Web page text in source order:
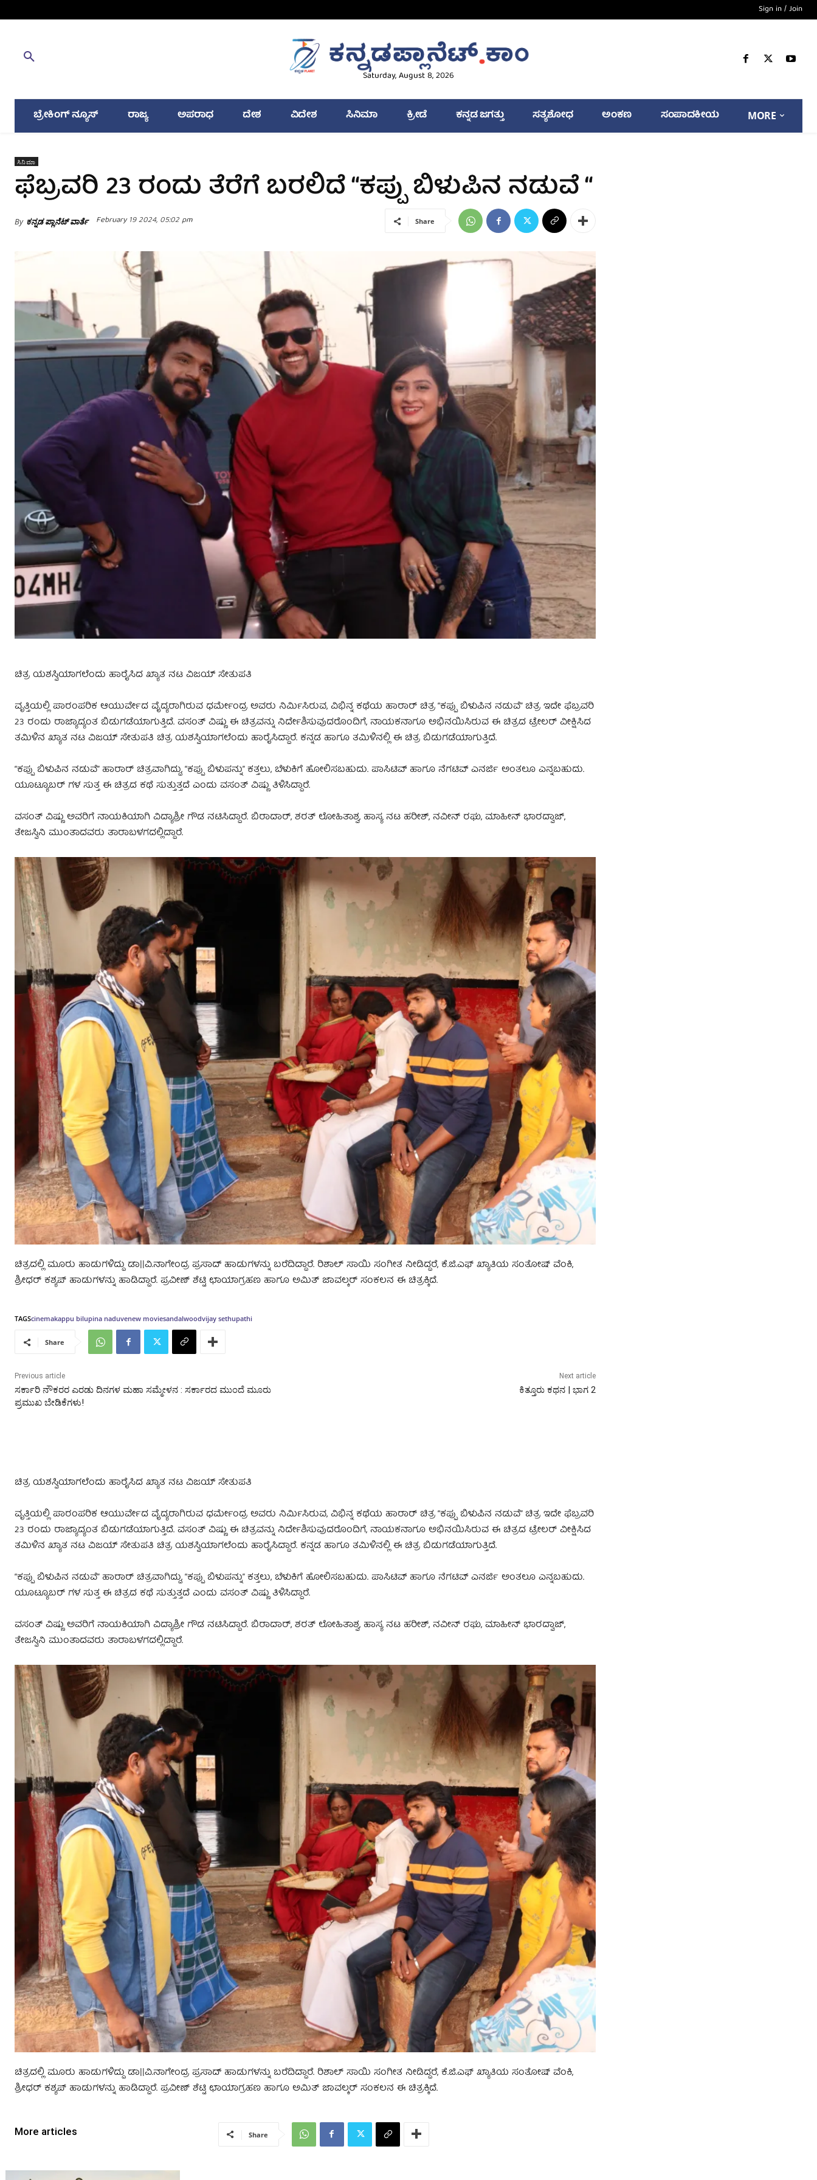
Sign in / Join
Saturday, August 8, 2026
ಬ್ರೇಕಿಂಗ್ ನ್ಯೂಸ್ ರಾಜ್ಯ ಅಪರಾಧ ದೇಶ ವಿದೇಶ ಸಿನಿಮಾ ಕ್ರೀಡೆ ಕನ್ನಡ ಜಗತ್ತು ಸತ್ಯಶೋಧ ಅಂಕಣ ಸಂಪಾದಕೀಯ MORE
ಸಿನಿಮಾ
ಫೆಬ್ರವರಿ 23 ರಂದು ತೆರೆಗೆ ಬರಲಿದೆ “ಕಪ್ಪು ಬಿಳುಪಿನ ನಡುವೆ “
By ಕನ್ನಡ ಪ್ಲಾನೆಟ್ ವಾರ್ತೆ February 19 2024, 05:02 pm Share
ಚಿತ್ರ ಯಶಸ್ವಿಯಾಗಲೆಂದು ಹಾರೈಸಿದ ಖ್ಯಾತ ನಟ ವಿಜಯ್ ಸೇತುಪತಿ
ವೃತ್ತಿಯಲ್ಲಿ ಪಾರಂಪರಿಕ ಆಯುರ್ವೇದ ವೈದ್ಯರಾಗಿರುವ ಧರ್ಮೇಂದ್ರ ಅವರು ನಿರ್ಮಿಸಿರುವ, ವಿಭಿನ್ನ ಕಥೆಯ ಹಾರಾರ್ ಚಿತ್ರ “ಕಪ್ಪು ಬಿಳುಪಿನ ನಡುವೆ” ಚಿತ್ರ ಇದೇ ಫೆಬ್ರವರಿ
23 ರಂದು ರಾಜ್ಯಾದ್ಯಂತ ಬಿಡುಗಡೆಯಾಗುತ್ತಿದೆ. ವಸಂತ್ ವಿಷ್ಣು ಈ ಚಿತ್ರವನ್ನು ನಿರ್ದೇಶಿಸುವುದರೊಂದಿಗೆ, ನಾಯಕನಾಗೂ ಅಭಿನಯಿಸಿರುವ ಈ ಚಿತ್ರದ ಟ್ರೇಲರ್ ವೀಕ್ಷಿಸಿದ
ತಮಿಳಿನ ಖ್ಯಾತ ನಟ ವಿಜಯ್ ಸೇತುಪತಿ ಚಿತ್ರ ಯಶಸ್ವಿಯಾಗಲೆಂದು ಹಾರೈಸಿದ್ದಾರೆ. ಕನ್ನಡ ಹಾಗೂ ತಮಿಳಿನಲ್ಲಿ ಈ ಚಿತ್ರ ಬಿಡುಗಡೆಯಾಗುತ್ತಿದೆ.
“ಕಪ್ಪು ಬಿಳುಪಿನ ನಡುವೆ” ಹಾರಾರ್ ಚಿತ್ರವಾಗಿದ್ದು, “ಕಪ್ಪು ಬಿಳುಪನ್ನು” ಕತ್ತಲು, ಬೆಳುಕಿಗೆ ಹೋಲಿಸಬಹುದು. ಪಾಸಿಟಿವ್ ಹಾಗೂ ನೆಗಟಿವ್ ಎನರ್ಜಿ ಅಂತಲೂ ಎನ್ನಬಹುದು.
ಯೂಟ್ಯೂಬರ್ ಗಳ ಸುತ್ತ ಈ ಚಿತ್ರದ ಕಥೆ ಸುತ್ತುತ್ತದೆ ಎಂದು ವಸಂತ್ ವಿಷ್ಣು ತಿಳಿಸಿದ್ದಾರೆ.
ವಸಂತ್ ವಿಷ್ಣು ಅವರಿಗೆ ನಾಯಕಿಯಾಗಿ ವಿದ್ಯಾಶ್ರೀ ಗೌಡ ನಟಿಸಿದ್ದಾರೆ. ಬಿರಾದಾರ್, ಶರತ್ ಲೋಹಿತಾಶ್ವ, ಹಾಸ್ಯ ನಟ ಹರೀಶ್, ನವೀನ್ ರಘು, ಮಾಹೀನ್ ಭಾರದ್ವಾಜ್,
ತೇಜಸ್ವಿನಿ ಮುಂತಾದವರು ತಾರಾಬಳಗದಲ್ಲಿದ್ದಾರೆ.
ಚಿತ್ರದಲ್ಲಿ ಮೂರು ಹಾಡುಗಳಿದ್ದು ಡಾ||ವಿ.ನಾಗೇಂದ್ರ ಪ್ರಸಾದ್ ಹಾಡುಗಳನ್ನು ಬರೆದಿದ್ದಾರೆ. ರಿಶಾಲ್ ಸಾಯಿ ಸಂಗೀತ ನೀಡಿದ್ದರೆ, ಕೆ.ಜಿ.ಎಫ್ ಖ್ಯಾತಿಯ ಸಂತೋಷ್ ವೆಂಕಿ,
ಶ್ರೀಧರ್ ಕಶ್ಯಪ್ ಹಾಡುಗಳನ್ನು ಹಾಡಿದ್ದಾರೆ. ಪ್ರವೀಣ್ ಶೆಟ್ಟಿ ಛಾಯಾಗ್ರಹಣ ಹಾಗೂ ಅಮಿತ್ ಜಾವಲ್ಕರ್ ಸಂಕಲನ ಈ ಚಿತ್ರಕ್ಕಿದೆ.
TAGScinemakappu bilupina naduvenew moviesandalwoodvijay sethupathi
Share
Previous article
ಸರ್ಕಾರಿ ನೌಕರರ ಎರಡು ದಿನಗಳ ಮಹಾ ಸಮ್ಮೇಳನ : ಸರ್ಕಾರದ ಮುಂದೆ ಮೂರು
ಪ್ರಮುಖ ಬೇಡಿಕೆಗಳು!
Next article
ಕಿತ್ತೂರು ಕಥನ | ಭಾಗ 2
ಚಿತ್ರ ಯಶಸ್ವಿಯಾಗಲೆಂದು ಹಾರೈಸಿದ ಖ್ಯಾತ ನಟ ವಿಜಯ್ ಸೇತುಪತಿ
ವೃತ್ತಿಯಲ್ಲಿ ಪಾರಂಪರಿಕ ಆಯುರ್ವೇದ ವೈದ್ಯರಾಗಿರುವ ಧರ್ಮೇಂದ್ರ ಅವರು ನಿರ್ಮಿಸಿರುವ, ವಿಭಿನ್ನ ಕಥೆಯ ಹಾರಾರ್ ಚಿತ್ರ “ಕಪ್ಪು ಬಿಳುಪಿನ ನಡುವೆ” ಚಿತ್ರ ಇದೇ ಫೆಬ್ರವರಿ
23 ರಂದು ರಾಜ್ಯಾದ್ಯಂತ ಬಿಡುಗಡೆಯಾಗುತ್ತಿದೆ. ವಸಂತ್ ವಿಷ್ಣು ಈ ಚಿತ್ರವನ್ನು ನಿರ್ದೇಶಿಸುವುದರೊಂದಿಗೆ, ನಾಯಕನಾಗೂ ಅಭಿನಯಿಸಿರುವ ಈ ಚಿತ್ರದ ಟ್ರೇಲರ್ ವೀಕ್ಷಿಸಿದ
ತಮಿಳಿನ ಖ್ಯಾತ ನಟ ವಿಜಯ್ ಸೇತುಪತಿ ಚಿತ್ರ ಯಶಸ್ವಿಯಾಗಲೆಂದು ಹಾರೈಸಿದ್ದಾರೆ. ಕನ್ನಡ ಹಾಗೂ ತಮಿಳಿನಲ್ಲಿ ಈ ಚಿತ್ರ ಬಿಡುಗಡೆಯಾಗುತ್ತಿದೆ.
“ಕಪ್ಪು ಬಿಳುಪಿನ ನಡುವೆ” ಹಾರಾರ್ ಚಿತ್ರವಾಗಿದ್ದು, “ಕಪ್ಪು ಬಿಳುಪನ್ನು” ಕತ್ತಲು, ಬೆಳುಕಿಗೆ ಹೋಲಿಸಬಹುದು. ಪಾಸಿಟಿವ್ ಹಾಗೂ ನೆಗಟಿವ್ ಎನರ್ಜಿ ಅಂತಲೂ ಎನ್ನಬಹುದು.
ಯೂಟ್ಯೂಬರ್ ಗಳ ಸುತ್ತ ಈ ಚಿತ್ರದ ಕಥೆ ಸುತ್ತುತ್ತದೆ ಎಂದು ವಸಂತ್ ವಿಷ್ಣು ತಿಳಿಸಿದ್ದಾರೆ.
ವಸಂತ್ ವಿಷ್ಣು ಅವರಿಗೆ ನಾಯಕಿಯಾಗಿ ವಿದ್ಯಾಶ್ರೀ ಗೌಡ ನಟಿಸಿದ್ದಾರೆ. ಬಿರಾದಾರ್, ಶರತ್ ಲೋಹಿತಾಶ್ವ, ಹಾಸ್ಯ ನಟ ಹರೀಶ್, ನವೀನ್ ರಘು, ಮಾಹೀನ್ ಭಾರದ್ವಾಜ್,
ತೇಜಸ್ವಿನಿ ಮುಂತಾದವರು ತಾರಾಬಳಗದಲ್ಲಿದ್ದಾರೆ.
ಚಿತ್ರದಲ್ಲಿ ಮೂರು ಹಾಡುಗಳಿದ್ದು ಡಾ||ವಿ.ನಾಗೇಂದ್ರ ಪ್ರಸಾದ್ ಹಾಡುಗಳನ್ನು ಬರೆದಿದ್ದಾರೆ. ರಿಶಾಲ್ ಸಾಯಿ ಸಂಗೀತ ನೀಡಿದ್ದರೆ, ಕೆ.ಜಿ.ಎಫ್ ಖ್ಯಾತಿಯ ಸಂತೋಷ್ ವೆಂಕಿ,
ಶ್ರೀಧರ್ ಕಶ್ಯಪ್ ಹಾಡುಗಳನ್ನು ಹಾಡಿದ್ದಾರೆ. ಪ್ರವೀಣ್ ಶೆಟ್ಟಿ ಛಾಯಾಗ್ರಹಣ ಹಾಗೂ ಅಮಿತ್ ಜಾವಲ್ಕರ್ ಸಂಕಲನ ಈ ಚಿತ್ರಕ್ಕಿದೆ.
More articles Share